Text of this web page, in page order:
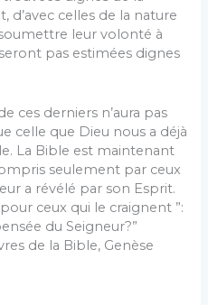
d’avec celles de la nature
leur vo­lonté à
pas estimées dignes
ces derniers n’aura pas
celle que Dieu nous a déjà
La Bible est maintenant
seule­ment par ceux
a révélé par son Esprit.
ceux qui le craignent ”:
du Seigneur?”
de la Bible, Genèse